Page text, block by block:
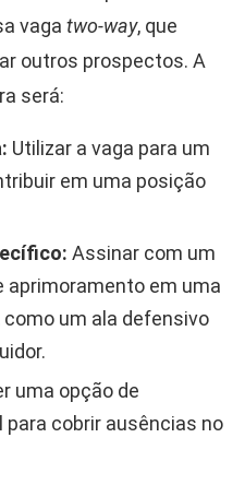
vaga two-way, que
outros prospectos. A
será:
Utilizar a vaga para um
em uma posição
Assinar com um
aprimoramento em uma
um ala defensivo
uma opção de
cobrir ausências no